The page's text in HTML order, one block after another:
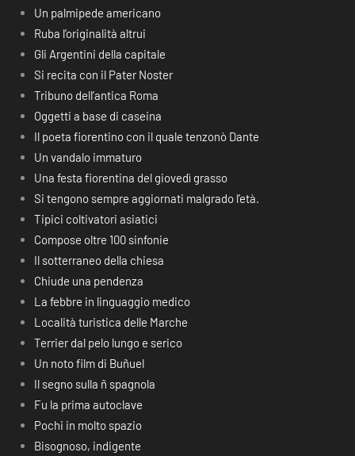
Un palmipede americano
Ruba l’originalità altrui
Gli Argentini della capitale
Si recita con il Pater Noster
Tribuno dell’antica Roma
Oggetti a base di caseina
Il poeta fiorentino con il quale tenzonò Dante
Un vandalo immaturo
Una festa fiorentina del giovedì grasso
Si tengono sempre aggiornati malgrado l’età.
Tipici coltivatori asiatici
Compose oltre 100 sinfonie
Il sotterraneo della chiesa
Chiude una pendenza
La febbre in linguaggio medico
Località turistica delle Marche
Terrier dal pelo lungo e serico
Un noto film di Buñuel
Il segno sulla ñ spagnola
Fu la prima autoclave
Pochi in molto spazio
Bisognoso, indigente